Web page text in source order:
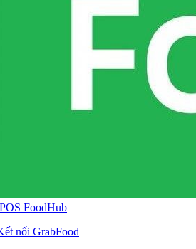
FoodHub
nối GrabFood